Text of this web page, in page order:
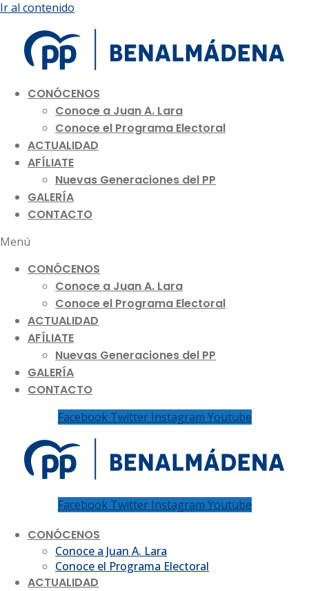
Ir al contenido
CONÓCENOS
Conoce a Juan A. Lara
Conoce el Programa Electoral
ACTUALIDAD
AFÍLIATE
Nuevas Generaciones del PP
GALERÍA
CONTACTO
Menú
CONÓCENOS
Conoce a Juan A. Lara
Conoce el Programa Electoral
ACTUALIDAD
AFÍLIATE
Nuevas Generaciones del PP
GALERÍA
CONTACTO
Facebook Twitter Instagram Youtube
Facebook Twitter Instagram Youtube
CONÓCENOS
Conoce a Juan A. Lara
Conoce el Programa Electoral
ACTUALIDAD